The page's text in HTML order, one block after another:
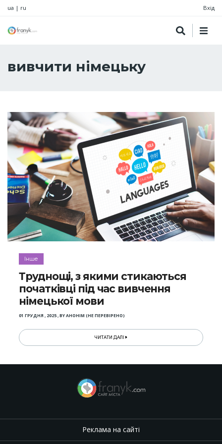
ua | ru Вхід
вивчити німецьку
Інше
Труднощі, з якими стикаються
початківці під час вивчення
німецької мови
01 ГРУДНЯ , 2025,BYАНОНІМ (НЕ ПЕРЕВІРЕНО)
ЧИТАТИ ДАЛІ
Реклама на сайті